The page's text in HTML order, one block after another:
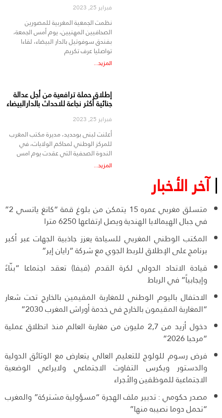
فبراير 25, 2023
نظمت الجمعية المغربية للمصورين
الصحافيين المهنيين، يوم أمس الجمعة،
بفندق سوفوتيل بالدار البيضاء، لقاءا
تواصليا عرف تكريم
المزيد...
إطلاق حملة ترافعية من أجل عدالة
جنائية أكثر نجاعة للاحداث بالدارالبيضاء
فبراير 25, 2023
أعلنت لبنى بوحديد، مديرة مكتب المغرب
للمركز الوطني لمحاكم الولايات، في
الندوة الصحفية التي عقدت يوم امس
المزيد...
آخر الأخبار
متسلق مغربي عمره 15 يتمكن من بلوغ قمة “كانغ ياتسي 2”
في جبال الهيمالايا الهندية ويصل ارتفاعها 6250 مترا
المكتب الوطني المغربي للسياحة يعزز جاذبية الجهات عبر أكبر
برنامج على الإطلاق للربط الجوي مع شركة “رايان إير”
قيادة الاتحاد الدولي لكرة القدم (فيفا) تعقد اجتماعا “بنّاءً
وإيجابياً” في الرباط
الاحتفال باليوم الوطني للمغاربة المقيمين بالخارج تحت شعار
“المغاربة المقيمون بالخارج في خدمة أوراش المغرب 2030”
دخول أزيد من 2,7 مليون من مغاربة العالم منذ انطلاق عملية
“مرحبا 2026”
فرض رسوم للولوج للتعليم العالي يتعارض مع الوثائق الدولية
والدستور ويكرس التفاوت الاجتماعي ولايراعي الوضعية
الاجتماعية للموظفين والأجراء
مصدر حكومي : تدبير ملف الهجرة “مسؤولية مشتركة” والمغرب
“تحمل دوما نصيبه منها”